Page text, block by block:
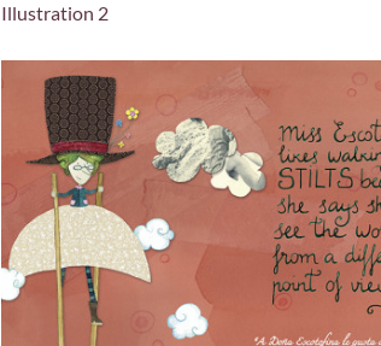
Illustration 2